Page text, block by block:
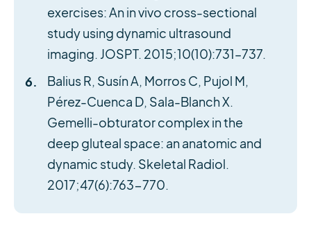
exercises: An in vivo cross-sectional
study using dynamic ultrasound
imaging. JOSPT. 2015;10(10):731–737.
Balius R, Susín A, Morros C, Pujol M,
Pérez-Cuenca D, Sala-Blanch X.
Gemelli-obturator complex in the
deep gluteal space: an anatomic and
dynamic study. Skeletal Radiol.
2017;47(6):763-770.